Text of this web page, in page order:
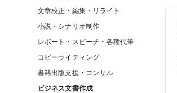
文章校正・編集・リライト
小説・シナリオ制作
レポート・スピーチ・各種代筆
コピーライティング
書籍出版支援・コンサル
ビジネス文書作成